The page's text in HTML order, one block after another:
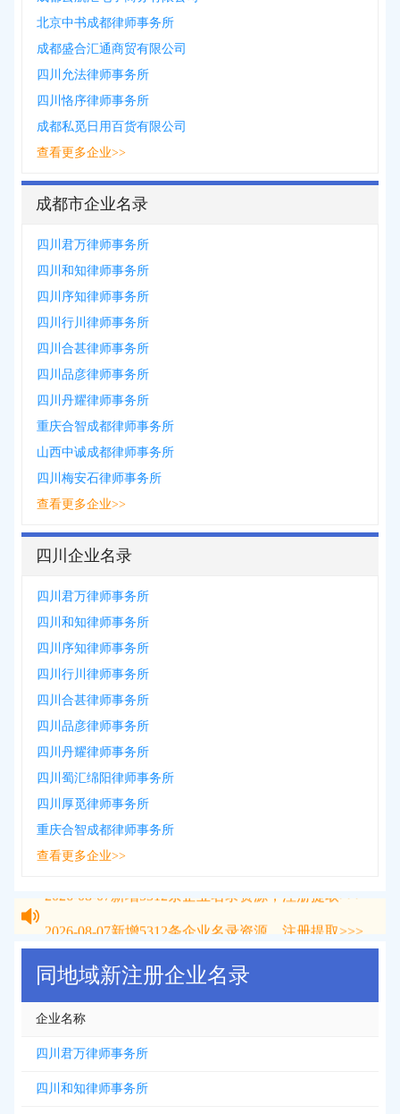
北京中书成都律师事务所
成都盛合汇通商贸有限公司
四川允法律师事务所
四川恪序律师事务所
成都私觅日用百货有限公司
查看更多企业>>
成都市企业名录
四川君万律师事务所
四川和知律师事务所
四川序知律师事务所
四川行川律师事务所
四川合甚律师事务所
四川品彦律师事务所
四川丹耀律师事务所
重庆合智成都律师事务所
山西中诚成都律师事务所
四川梅安石律师事务所
查看更多企业>>
四川企业名录
四川君万律师事务所
四川和知律师事务所
四川序知律师事务所
四川行川律师事务所
四川合甚律师事务所
四川品彦律师事务所
四川丹耀律师事务所
四川蜀汇绵阳律师事务所
四川厚觅律师事务所
重庆合智成都律师事务所
查看更多企业>>
2026-08-07新增5312 条企业名录资源，注册提取>>>
同地域新注册企业名录
企业名称
四川君万律师事务所
四川和知律师事务所